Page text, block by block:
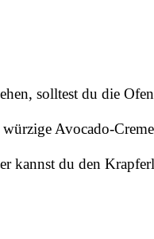
solltest du die
Avocado-
kannst du den